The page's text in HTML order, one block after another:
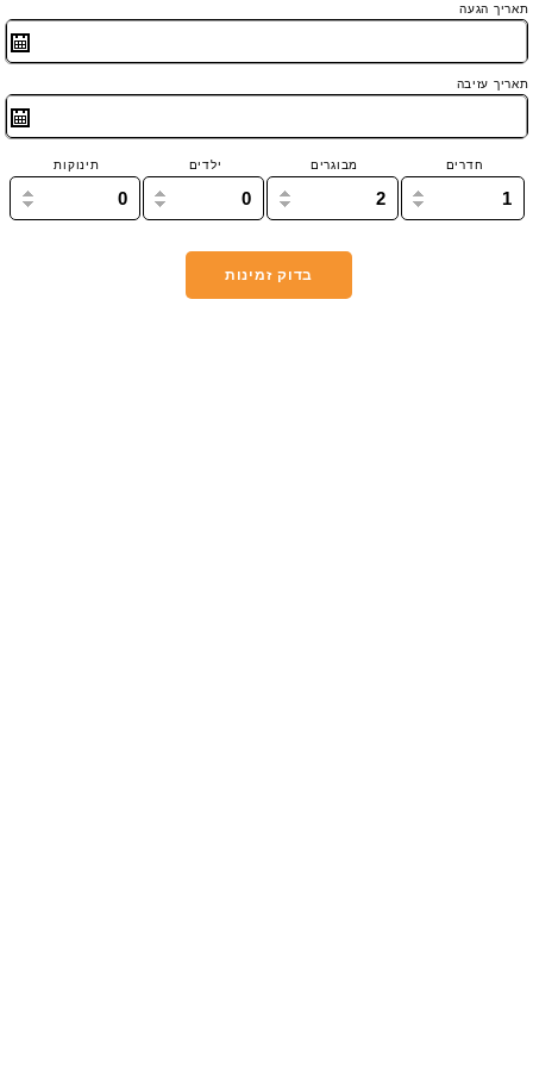
תאריך הגעה
תאריך עזיבה
חדרים
1
מבוגרים
2
ילדים
0
תינוקות
0
בדוק זמינות